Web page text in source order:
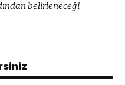
belirleneceği